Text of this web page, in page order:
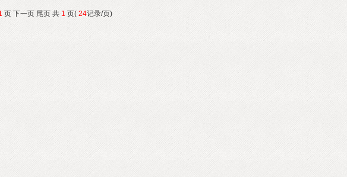
页 下一页 尾页 共1 页(24记录/页)